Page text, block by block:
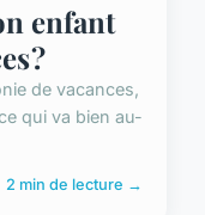
enfant
?
de vacances,
qui va bien au-
2 min de lecture →